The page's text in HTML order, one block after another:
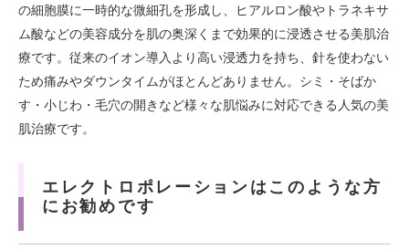
の細胞膜に一時的な微細孔を形成し、ヒアルロン酸やトラネキサ
ム酸などの美容成分を肌の奥深くまで効果的に浸透させる美肌治
療です。従来のイオン導入より高い浸透力を持ち、針を使わない
ため痛みやダウンタイムがほとんどありません。シミ・そばか
す・小じわ・毛穴の開きなど様々な肌悩みに対応できる人気の美
肌治療です。
エレクトロポレーションはこのような方
にお勧めです